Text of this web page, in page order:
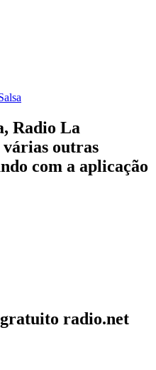
Radio La
outras
com a aplicação
radio.net